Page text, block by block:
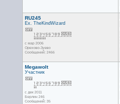
RU245
Ex. TheKindWizard
с мар 2006
Орехово-Зуево
Сообщений: 2466
Megawolt
Участник
с дек 2011
Берлин 246
Сообщений: 35